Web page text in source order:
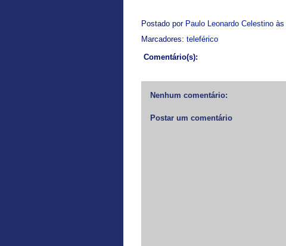
Postado por Paulo Leonardo Celestino às
Marcadores: teleférico
Comentário(s):
Nenhum comentário:
Postar um comentário